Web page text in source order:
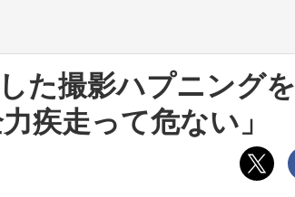
た撮影ハプニングを
疾走って危ない」